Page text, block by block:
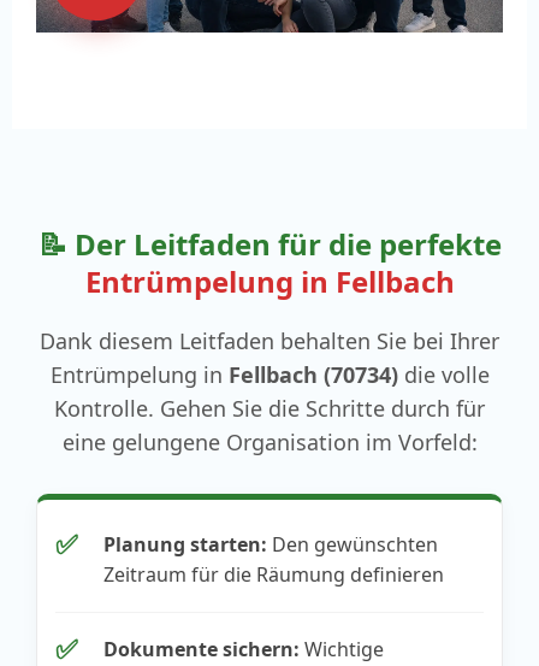
📝 Der Leitfaden für die perfekte
Entrümpelung in Fellbach
Dank diesem Leitfaden behalten Sie bei Ihrer
Entrümpelung in Fellbach (70734)die volle
Kontrolle. Gehen Sie die Schritte durch für
eine gelungene Organisation im Vorfeld:
✅ Planung starten: Den gewünschten
Zeitraum für die Räumung definieren
✅ Dokumente sichern: Wichtige